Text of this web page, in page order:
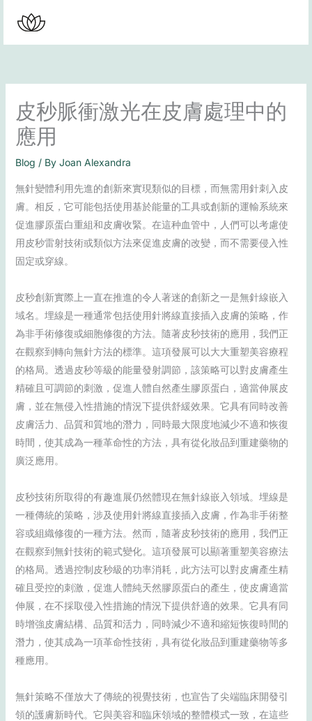
content
皮秒脈衝激光在皮膚處理中的
應用
Blog / By Joan Alexandra
無針變體利用先進的創新來實現類似的目標，而無需用針刺入皮
膚。相反，它可能包括使用基於能量的工具或創新的運輸系統來
促進膠原蛋白重組和皮膚收緊。在這种血管中，人們可以考慮使
用皮秒雷射技術或類似方法來促進皮膚的改變，而不需要侵入性
固定或穿線。
皮秒創新實際上一直在推進的令人著迷的創新之一是無針線嵌入
域名。埋線是一種通常包括使用針將線直接插入皮膚的策略，作
為非手術修復或細胞修復的方法。隨著皮秒技術的應用，我們正
在觀察到轉向無針方法的標準。這項發展可以大大重塑美容療程
的格局。透過皮秒等級的能量發射調節，該策略可以對皮膚產生
精確且可調節的刺激，促進人體自然產生膠原蛋白，適當伸展皮
膚，並在無侵入性措施的情況下提供舒緩效果。它具有同時改善
皮膚活力、品質和質地的潛力，同時最大限度地減少不適和恢復
時間，使其成為一種革命性的方法，具有從化妝品到重建藥物的
廣泛應用。
皮秒技術所取得的有趣進展仍然體現在無針線嵌入領域。埋線是
一種傳統的策略，涉及使用針將線直接插入皮膚，作為非手術整
容或組織修復的一種方法。然而，隨著皮秒技術的應用，我們正
在觀察到無針技術的範式變化。這項發展可以顯著重塑美容療法
的格局。透過控制皮秒級的功率消耗，此方法可以對皮膚產生精
確且受控的刺激，促進人體純天然膠原蛋白的產生，使皮膚適當
伸展，在不採取侵入性措施的情況下提供舒適的效果。它具有同
時增強皮膚結構、品質和活力，同時減少不適和縮短恢復時間的
潛力，使其成為一項革命性技術，具有從化妝品到重建藥物等多
種應用。
無針策略不僅放大了傳統的視覺技術，也宣告了尖端臨床開發引
領的護膚新時代。它與美容和臨床領域的整體模式一致，在這些